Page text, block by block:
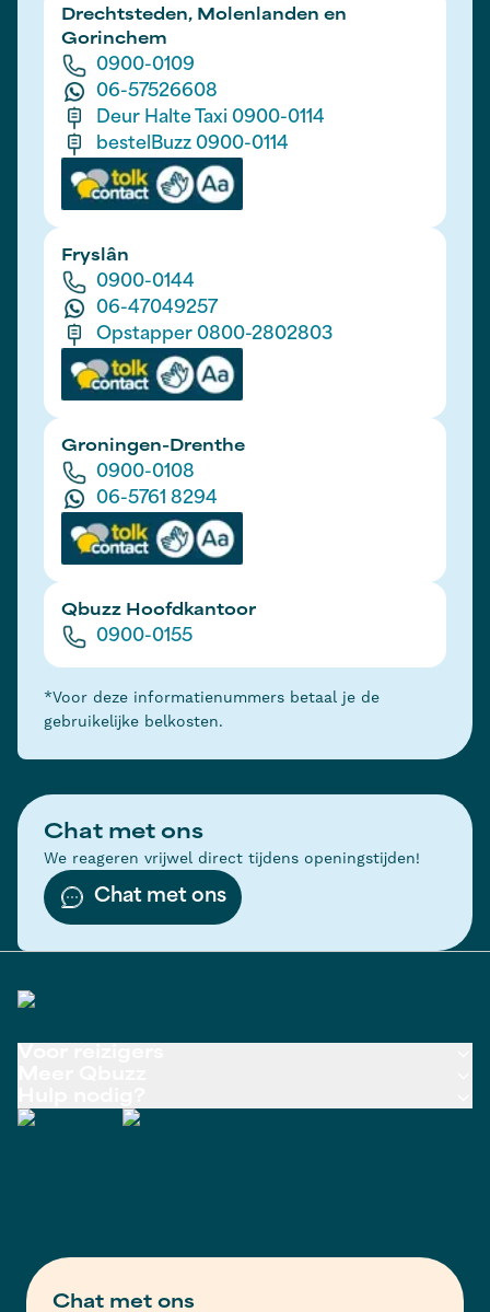
Drechtsteden, Molenlanden en
Gorinchem
0900-0109
06-57526608
Deur Halte Taxi 0900-0114
bestelBuzz 0900-0114
Fryslân
0900-0144
06-47049257
Opstapper 0800-2802803
Groningen-Drenthe
0900-0108
06-5761 8294
Qbuzz Hoofdkantoor
0900-0155
*Voor deze informatienummers betaal je de
gebruikelijke belkosten.
Chat met ons
We reageren vrijwel direct tijdens openingstijden!
Chat met ons
Chat met ons